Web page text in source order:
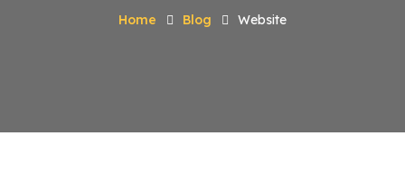
Home Blog Website